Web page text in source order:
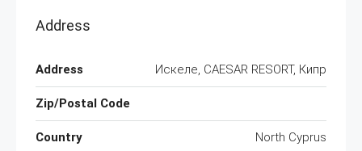
Address
Address Искеле, CAESAR RESORT, Кипр
Zip/Postal Code
Country North Cyprus